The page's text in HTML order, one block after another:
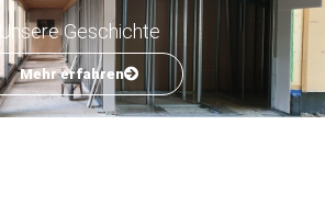
Unsere Geschichte
Mehr erfahren